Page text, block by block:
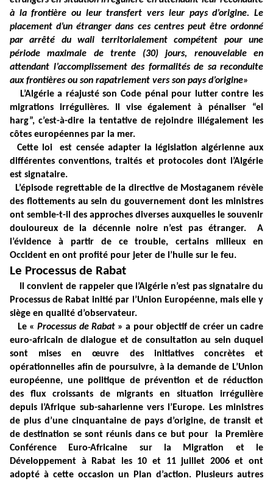
à la frontière ou leur transfert vers leur pays d’origine. Le
placement d’un étranger dans ces centres peut être ordonné
par arrêté du wali territorialement compétent pour une
période maximale de trente (30) jours, renouvelable en
attendant l’accomplissement des formalités de sa reconduite
aux frontières ou son rapatriement vers son pays d’origine»
L’Algérie a réajusté son Code pénal pour lutter contre les
migrations irrégulières. Il vise également à pénaliser “el
harg”, c’est-à-dire la tentative de rejoindre illégalement les
côtes européennes par la mer.
Cette loi
est censée adapter la législation algérienne aux
différentes conventions, traités et protocoles dont l’Algérie
est signataire.
L’épisode regrettable de la directive de Mostaganem révèle
des flottements au sein du gouvernement dont les ministres
ont semble-t-il des approches diverses auxquelles le souvenir
douloureux de la décennie noire n’est pas étranger.
A
l’évidence à partir de ce trouble, certains milieux en
Occident en ont profité pour jeter de l’huile sur le feu.
Le Processus de Rabat
Il convient de rappeler que l’Algérie n’est pas signataire du
Processus de Rabat initié par l’Union Européenne, mais elle y
siège en qualité d’observateur.
Le «Processus de Rabat» a pour objectif de créer un cadre
euro-africain de dialogue et de consultation au sein duquel
sont mises en œuvre des initiatives concrètes et
opérationnelles afin de poursuivre, à la demande de L’Union
européenne, une politique de prévention et de réduction
des flux croissants de migrants en situation irrégulière
depuis l’Afrique sub-saharienne vers l’Europe. Les ministres
de plus d’une cinquantaine de pays d’origine, de transit et
de destination se sont réunis dans ce but pour
la Première
Conférence Euro-Africaine sur la Migration et le
Développement à Rabat les 10 et 11 juillet 2006 et ont
adopté à cette occasion un Plan d’action. Plusieurs autres